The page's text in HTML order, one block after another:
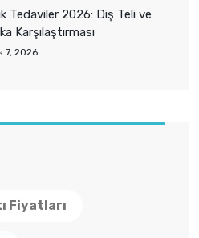
Tedaviler 2026: Diş Teli ve
Karşılaştırması
7, 2026
Fiyatları